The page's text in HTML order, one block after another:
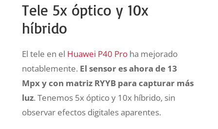
Tele 5x óptico y 10x
híbrido
El tele en el Huawei P40 Proha mejorado
notablemente. El sensor es ahora de 13
Mpx y con matriz RYYB para capturar más
luz. Tenemos 5x óptico y 10x híbrido, sin
observar efectos digitales aparentes.